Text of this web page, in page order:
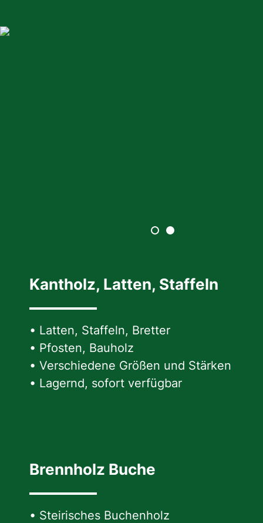
Kantholz, Latten, Staffeln
• Latten, Staffeln, Bretter
• Pfosten, Bauholz
• Verschiedene Größen und Stärken
• Lagernd, sofort verfügbar
Brennholz Buche
• Steirisches Buchenholz